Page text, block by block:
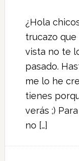
¿Hola
trucazo
vista no te
pasado.
me lo he
tienes
verás ;)
no […]